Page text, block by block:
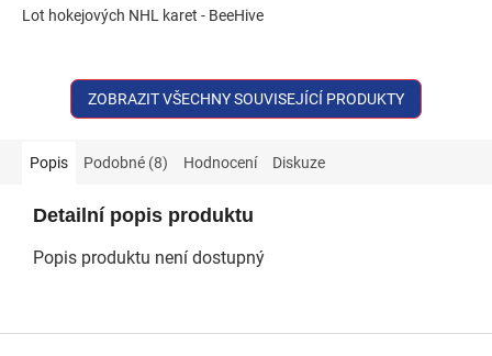
Lot hokejových NHL karet - BeeHive
ZOBRAZIT VŠECHNY SOUVISEJÍCÍ PRODUKTY
Popis Podobné (8) Hodnocení Diskuze
Detailní popis produktu
Popis produktu není dostupný